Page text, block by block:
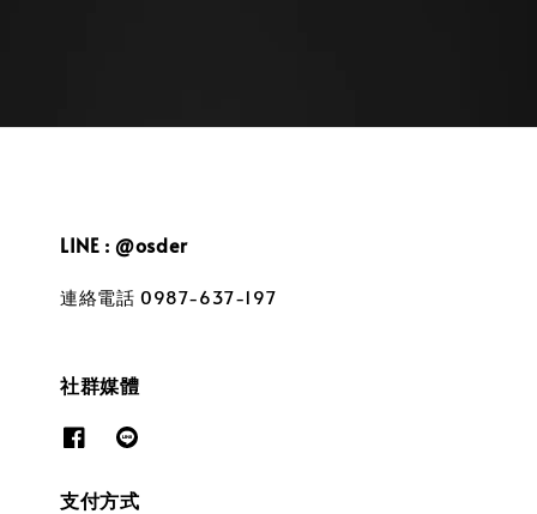
LINE : @osder
連絡電話 0987-637-197
社群媒體
支付方式